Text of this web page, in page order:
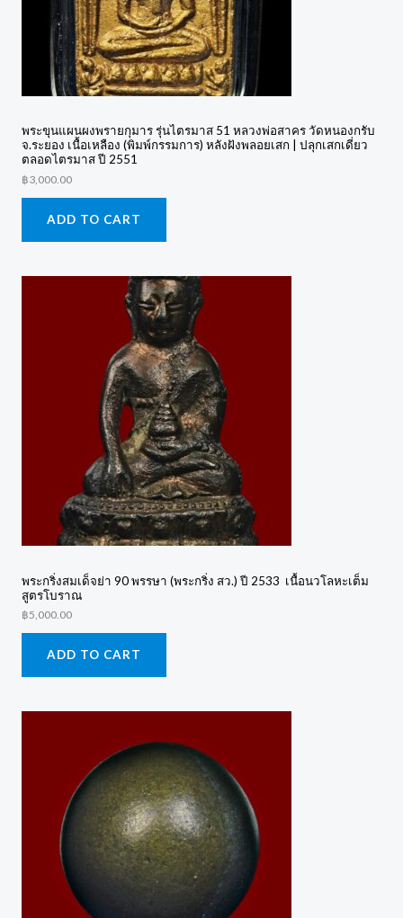
พระขุนแผนผงพรายกุมาร รุ่นไตรมาส 51 หลวงพ่อสาคร วัดหนองกรับ
จ.ระยอง เนื้อเหลือง (พิมพ์กรรมการ) หลังฝังพลอยเสก | ปลุกเสกเดี่ยว
ตลอดไตรมาส ปี 2551
฿3,000.00
ADD TO CART
พระกริ่งสมเด็จย่า 90 พรรษา (พระกริ่ง สว.) ปี 2533 เนื้อนวโลหะเต็ม
สูตรโบราณ
฿5,000.00
ADD TO CART